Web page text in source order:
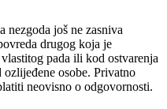
nezgoda još ne zasniva
drugog koja je
pada ili kod ostvarenja
osobe. Privatno
neovisno o odgovornosti.